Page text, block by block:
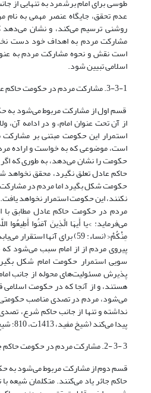
طوسی برای امام برشمرد به تنهایی از
عدم تحقق، جایگاه عنصر مهمی به نام
روشنی ترسیم می‌کند، و نشان
مشارکت مردم به اهداف خود دست
است نقش و نحوه مشارکت مردم به
اسلامی تبیین شود.
3-3-1. مشارکت مردم در حکومت حاکم عادل
قسم اول از مشارکت مربوط می‌شود به
از آن تحت عنوان امام، و در ادامه آن،
استمرار این حکومت مبتنی بر
است، موضوعی که به خواست و اراده
حکومت را نشان می‌دهد، به طوری که
حاکم عادل تعلق نگیرد، محقق نخواهد
حکومت شکل بگیرد اما مردم در
نکنند، این حکومت استمرار نخواهد
مردم در حکومت حاکم عادل مطابق با
می‌فرماید: >یا أَیهَا الَّذِینَ آمَنُوا أَطِیعُوا
مِنْکُمْ< (نساء: 59) برای آنها
پیروی مردم از از امام سبب می‌شود
سویی استمرار حکومت امام شکل
پذیرش مسئولیت‌های محوله از جانب
هستند، و از آنجا که در حکومت
می‌شود، مردم در تصدی مناصب
نداشته و تنها از جانب حاکم شرع،
پیدا می‌کند (شیخ مفید، 1413ت، 810؛ شیخ طوسی، 1403، 1: 106).
3 -3 -2. مشارکت مردم در حکومت حاکم جائر
قسم دوم از مشارکت مربوط می‌شود به
حاکم جائر یاد می‌کنند. متکلمان شیعه